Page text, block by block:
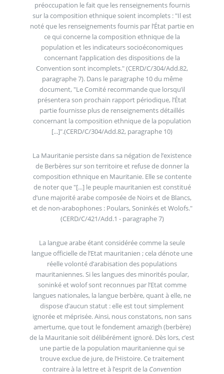
préoccupation le fait que les renseignements fournis
sur la composition ethnique soient incomplets : "Il est
noté que les renseignements fournis par l’État partie en
ce qui concerne la composition ethnique de la
population et les indicateurs socioéconomiques
concernant l’application des dispositions de la
Convention sont incomplets." (CERD/C/304/Add.82,
paragraphe 7). Dans le paragraphe 10 du même
document, "Le Comité recommande que lorsqu’il
présentera son prochain rapport périodique, l’État
partie fournisse plus de renseignements détaillés
concernant la composition ethnique de la population
[...]".(CERD/C/304/Add.82, paragraphe 10)
La Mauritanie persiste dans sa négation de l’existence
de Berbères sur son territoire et refuse de donner la
composition ethnique en Mauritanie. Elle se contente
de noter que "[...] le peuple mauritanien est constitué
d’une majorité arabe composée de Noirs et de Blancs,
et de non-arabophones : Poulars, Soninkés et Wolofs."
(CERD/C/421/Add.1 - paragraphe 7)
La langue arabe étant considérée comme la seule
langue officielle de l’Etat mauritanien ; cela dénote une
réelle volonté d’arabisation des populations
mauritaniennes. Si les langues des minorités poular,
soninké et wolof sont reconnues par l’Etat comme
langues nationales, la langue berbère, quant à elle, ne
dispose d’aucun statut : elle est tout simplement
ignorée et méprisée. Ainsi, nous constatons, non sans
amertume, que tout le fondement amazigh (berbère)
de la Mauritanie soit délibérément ignoré. Dès lors, c’est
une partie de la population mauritanienne qui se
trouve exclue de jure, de l’Histoire. Ce traitement
contraire à la lettre et à l’esprit de la Convention